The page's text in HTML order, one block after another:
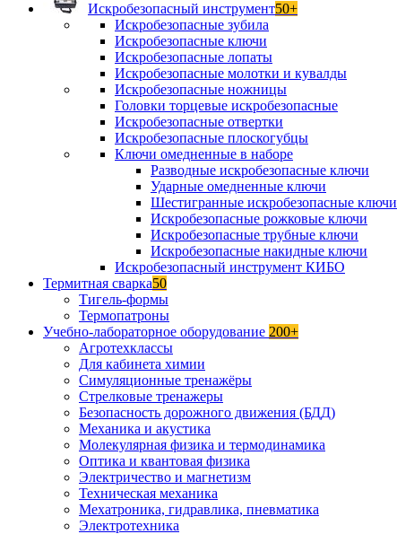
Искробезопасный инструмент50+
Искробезопасные зубила
Искробезопасные ключи
Искробезопасные лопаты
Искробезопасные молотки и кувалды
Искробезопасные ножницы
Головки торцевые искробезопасные
Искробезопасные отвертки
Искробезопасные плоскогубцы
Ключи омедненные в наборе
Разводные искробезопасные ключи
Ударные омедненные ключи
Шестигранные искробезопасные ключи
Искробезопасные рожковые ключи
Искробезопасные трубные ключи
Искробезопасные накидные ключи
Искробезопасный инструмент КИБО
Термитная сварка50
Тигель-формы
Термопатроны
Учебно-лабораторное оборудование 200+
Агротехклассы
Для кабинета химии
Симуляционные тренажёры
Стрелковые тренажеры
Безопасность дорожного движения (БДД)
Механика и акустика
Молекулярная физика и термодинамика
Оптика и квантовая физика
Электричество и магнетизм
Техническая механика
Мехатроника, гидравлика, пневматика
Электротехника